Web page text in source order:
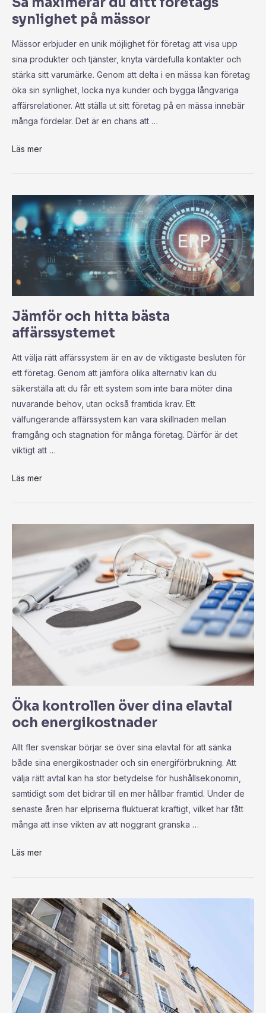
synlighet på mässor
Mässor erbjuder en unik möjlighet för företag att visa upp
sina produkter och tjänster, knyta värdefulla kontakter och
stärka sitt varumärke. Genom att delta i en mässa kan företag
öka sin synlighet, locka nya kunder och bygga långvariga
affärsrelationer. Att ställa ut sitt företag på en mässa innebär
många fördelar. Det är en chans att …
Läs mer
Jämför och hitta bästa
affärssystemet
Att välja rätt affärssystem är en av de viktigaste besluten för
ett företag. Genom att jämföra olika alternativ kan du
säkerställa att du får ett system som inte bara möter dina
nuvarande behov, utan också framtida krav. Ett
välfungerande affärssystem kan vara skillnaden mellan
framgång och stagnation för många företag. Därför är det
viktigt att …
Läs mer
Öka kontrollen över dina elavtal
och energikostnader
Allt fler svenskar börjar se över sina elavtal för att sänka
både sina energikostnader och sin energiförbrukning. Att
välja rätt avtal kan ha stor betydelse för hushållsekonomin,
samtidigt som det bidrar till en mer hållbar framtid. Under de
senaste åren har elpriserna fluktuerat kraftigt, vilket har fått
många att inse vikten av att noggrant granska …
Läs mer